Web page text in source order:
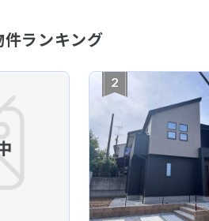
ランキング
2